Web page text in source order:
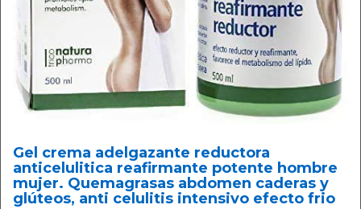
Gel crema adelgazante reductora
anticelulitica reafirmante potente hombre
mujer. Quemagrasas abdomen caderas y
glúteos, anti celulitis intensivo efecto frio